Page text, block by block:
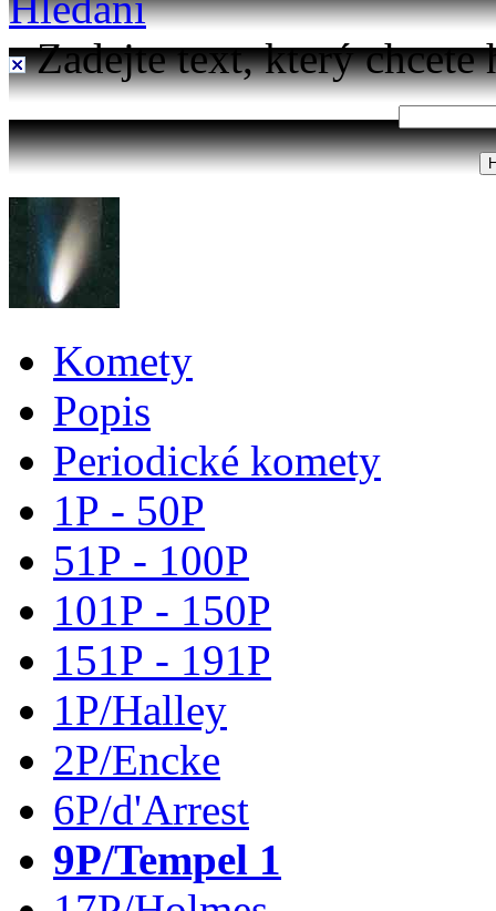
Zadejte text, který chcete
Komety
Popis
Periodické komety
1P - 50P
51P - 100P
101P - 150P
151P - 191P
1P/Halley
2P/Encke
6P/d'Arrest
9P/Tempel 1